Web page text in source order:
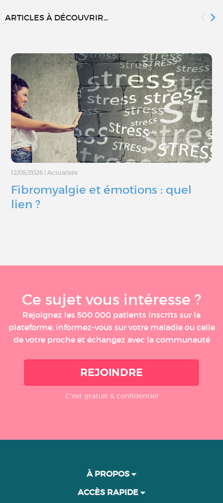
ARTICLES À DÉCOUVRIR...
12/05/2026 Actualités
Fibromyalgie et émotions : quel
lien ?
Ce sujet vous intéresse ?
Rejoignez les 500 000 patients inscrits sur la
plateforme, informez-vous sur votre maladie ou celle
de votre proche et échangez avec la communauté
REJOINDRE
C'est gratuit & confidentiel
À PROPOS
ACCÈS RAPIDE